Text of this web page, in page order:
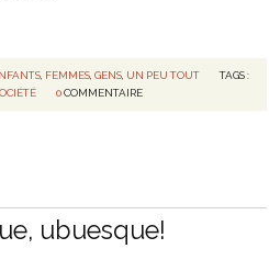
, FEMMES, GENS, UN PEU TOUT
TAGS :
0 COMMENTAIRE
ubuesque!